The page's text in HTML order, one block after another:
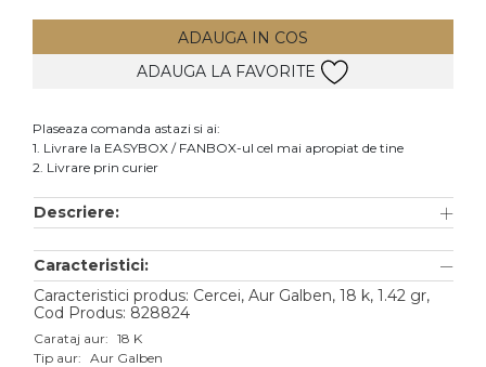
Accesorii
Aur alb
Aur roz
Aur mixt
ADAUGA IN COS
ADAUGA LA FAVORITE
Plaseaza comanda astazi si ai:
1. Livrare la EASYBOX / FANBOX-ul cel mai apropiat de tine
2. Livrare prin curier
Descriere:
Caracteristici:
Caracteristici produs: Cercei, Aur Galben, 18 k, 1.42 gr,
Cod Produs: 828824
Carataj aur: 18 K
Tip aur: Aur Galben